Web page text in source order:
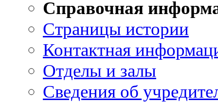
Справочная
Страницы истории
Контактная
Отделы и залы
Сведения об